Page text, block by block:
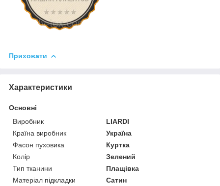
Приховати
Характеристики
Основні
Виробник
LIARDI
Країна виробник
Україна
Фасон пуховика
Куртка
Колір
Зелений
Тип тканини
Плащівка
Матеріал підкладки
Сатин